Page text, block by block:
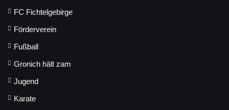
FC Fichtelgebirge
Förderverein
Fußball
Gronich hält zam
Jugend
Karate